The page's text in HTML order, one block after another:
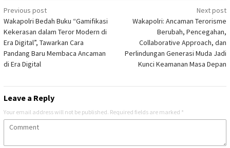
Post
navigation
Previous post
Wakapolri Bedah Buku “Gamifikasi
Kekerasan dalam Teror Modern di
Era Digital”, Tawarkan Cara
Pandang Baru Membaca Ancaman
di Era Digital
Next post
Wakapolri: Ancaman Terorisme
Berubah, Pencegahan,
Collaborative Approach, dan
Perlindungan Generasi Muda Jadi
Kunci Keamanan Masa Depan
Leave a Reply
Your email address will not be published. Required fields are marked *